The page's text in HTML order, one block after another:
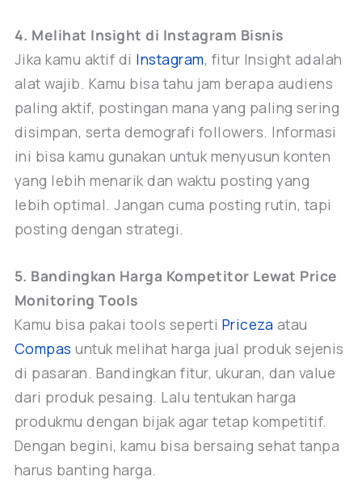
4. Melihat Insight di Instagram Bisnis
Jika kamu aktif di Instagram, fitur Insight adalah
alat wajib. Kamu bisa tahu jam berapa audiens
paling aktif, postingan mana yang paling sering
disimpan, serta demografi followers. Informasi
ini bisa kamu gunakan untuk menyusun konten
yang lebih menarik dan waktu posting yang
lebih optimal. Jangan cuma posting rutin, tapi
posting dengan strategi.
5. Bandingkan Harga Kompetitor Lewat Price
Monitoring Tools
Kamu bisa pakai tools seperti Priceza atau
Compas untuk melihat harga jual produk sejenis
di pasaran. Bandingkan fitur, ukuran, dan value
dari produk pesaing. Lalu tentukan harga
produkmu dengan bijak agar tetap kompetitif.
Dengan begini, kamu bisa bersaing sehat tanpa
harus banting harga.